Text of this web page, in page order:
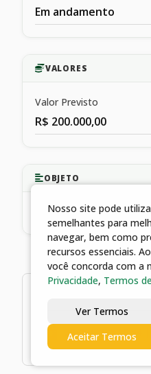
Em andamento
VALORES
Valor Previsto
R$ 200.000,00
OBJETO
Investimento para
30/06/2025 10:34
Nosso site pode
semelhantes para
navegar, bem como
recursos essenciais.
você concorda com a
Privacidade, Termos
Ver Termos
Aceitar Termos